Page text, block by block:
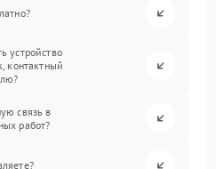
устройство
контактный
связь в
работ?